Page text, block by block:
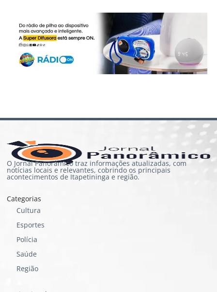
O Jornal Panorâmico traz informações atualizadas, com
notícias locais e relevantes, cobrindo os principais
acontecimentos de Itapetininga e região.
Categorias
Cultura
Esportes
Polícia
Saúde
Região